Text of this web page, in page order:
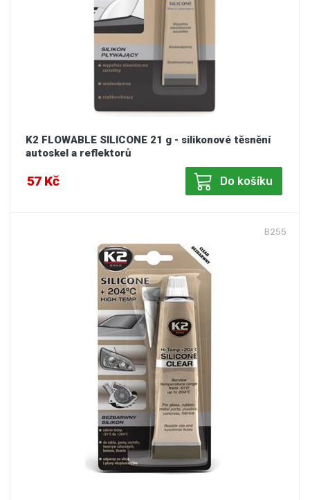
K2 FLOWABLE SILICONE 21 g - silikonové těsnění
autoskel a reflektorů
57 Kč Do košíku
B255